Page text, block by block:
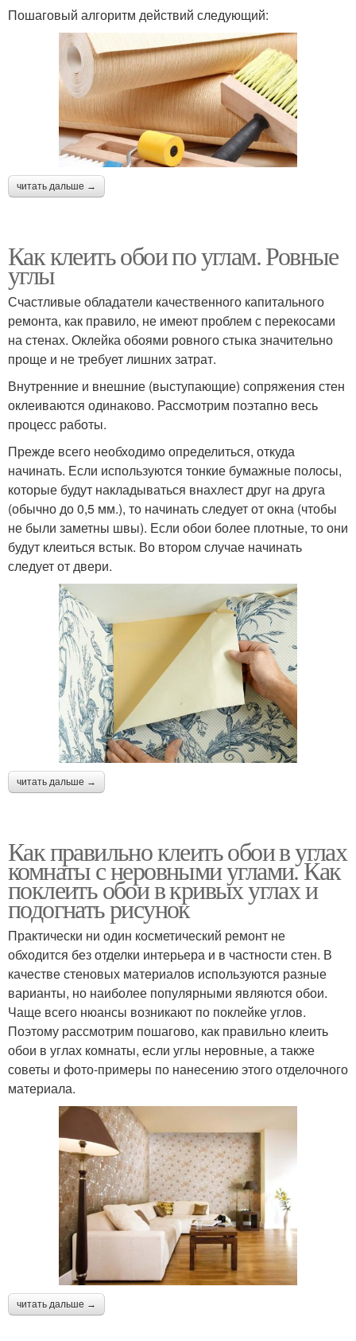
Пошаговый алгоритм действий следующий:
читать дальше →
Как клеить обои по углам. Ровные
углы
Счастливые обладатели качественного капитального
ремонта, как правило, не имеют проблем с перекосами
на стенах. Оклейка обоями ровного стыка значительно
проще и не требует лишних затрат.
Внутренние и внешние (выступающие) сопряжения стен
оклеиваются одинаково. Рассмотрим поэтапно весь
процесс работы.
Прежде всего необходимо определиться, откуда
начинать. Если используются тонкие бумажные полосы,
которые будут накладываться внахлест друг на друга
(обычно до 0,5 мм.), то начинать следует от окна (чтобы
не были заметны швы). Если обои более плотные, то они
будут клеиться встык. Во втором случае начинать
следует от двери.
читать дальше →
Как правильно клеить обои в углах
комнаты с неровными углами. Как
поклеить обои в кривых углах и
подогнать рисунок
Практически ни один косметический ремонт не
обходится без отделки интерьера и в частности стен. В
качестве стеновых материалов используются разные
варианты, но наиболее популярными являются обои.
Чаще всего нюансы возникают по поклейке углов.
Поэтому рассмотрим пошагово, как правильно клеить
обои в углах комнаты, если углы неровные, а также
советы и фото-примеры по нанесению этого отделочного
материала.
читать дальше →